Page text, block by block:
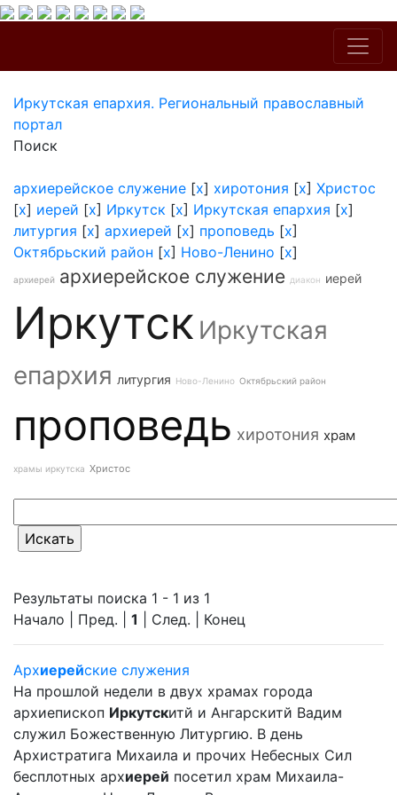
Иркутская епархия. Региональный православный
портал
Поиск
архиерейское служение [x] хиротония [x] Христос
[x] иерей [x] Иркутск [x] Иркутская епархия [x]
литургия [x] архиерей [x] проповедь [x]
Октябрьский район [x] Ново-Ленино [x]
архиерей архиерейское служение диакон иерей
Иркутск Иркутская
епархия литургия Ново-Ленино Октябрьский район
проповедь хиротония храм
храмы иркутска Христос
Результаты поиска 1 - 1 из 1
Начало | Пред. | 1 | След. | Конец
Архиерейские служения
На прошлой недели в двух храмах города
архиепископ Иркутскитй и Ангарскитй Вадим
служил Божественную Литургию. В день
Архистратига Михаила и прочих Небесных Сил
бесплотных архиерей посетил храм Михаила-